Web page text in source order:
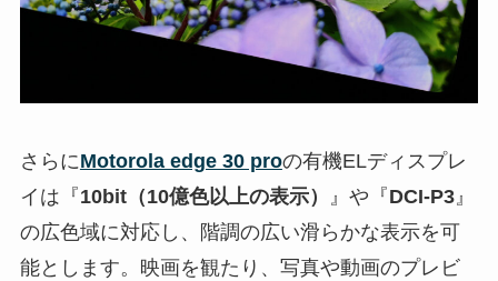
さらにMotorola edge 30 proの有機ELディスプレ
イは『10bit（10億色以上の表示） 』や『DCI-P3』
の広色域に対応し、階調の広い滑らかな表示を可
能とします。映画を観たり、写真や動画のプレビ